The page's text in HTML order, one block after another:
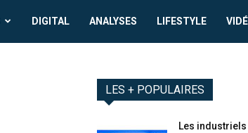
DIGITAL ANALYSES LIFESTYLE
LES + POPULAIRES
Les